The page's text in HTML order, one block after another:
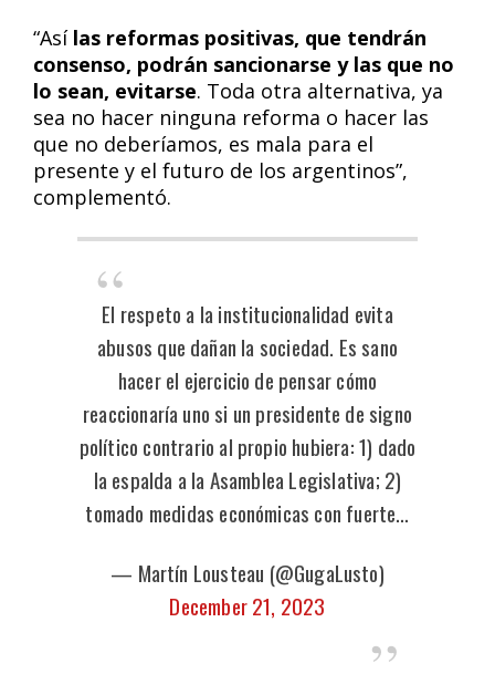
“Así las reformas positivas, que tendrán
consenso, podrán sancionarse y las que no
lo sean, evitarse. Toda otra alternativa, ya
sea no hacer ninguna reforma o hacer las
que no deberíamos, es mala para el
presente y el futuro de los argentinos”,
complementó.
El respeto a la institucionalidad evita
abusos que dañan la sociedad. Es sano
hacer el ejercicio de pensar cómo
reaccionaría uno si un presidente de signo
político contrario al propio hubiera: 1) dado
la espalda a la Asamblea Legislativa; 2)
tomado medidas económicas con fuerte…
— Martín Lousteau (@GugaLusto)
December 21, 2023